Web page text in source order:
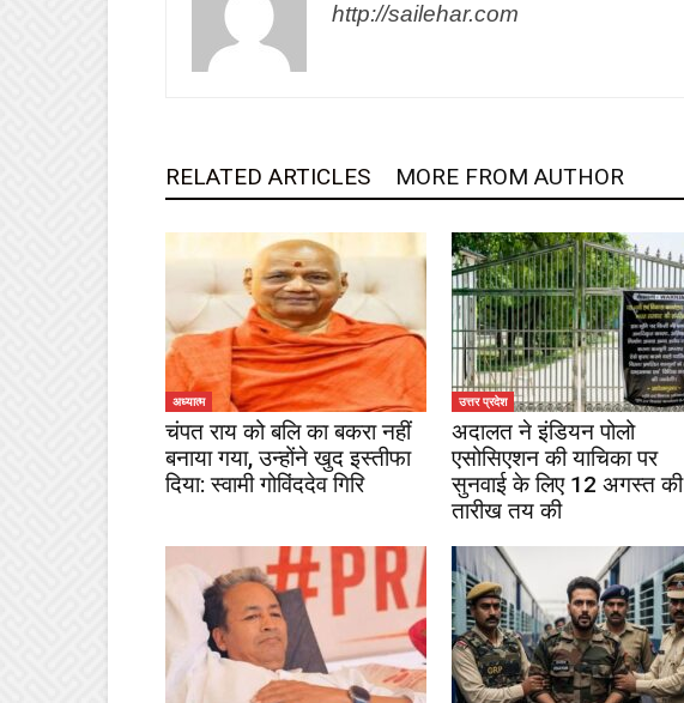
http://sailehar.com
RELATED ARTICLES MORE FROM AUTHOR
अध्यात्म
चंपत राय को बलि का बकरा नहीं
बनाया गया, उन्होंने खुद इस्तीफा
दिया: स्वामी गोविंददेव गिरि
उत्तर प्रदेश
अदालत ने इंडियन पोलो
एसोसिएशन की याचिका पर
सुनवाई के लिए 12 अगस्त की
तारीख तय की